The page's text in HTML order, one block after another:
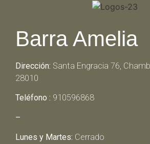
Barra Amelia
Dirección: Santa Engracia 76,
28010
Teléfono : 910596868
–
Lunes y Martes: Cerrado